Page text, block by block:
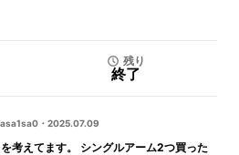
残り
終了
・ 2025.07.09
考えてます。 シングルアーム2つ買った